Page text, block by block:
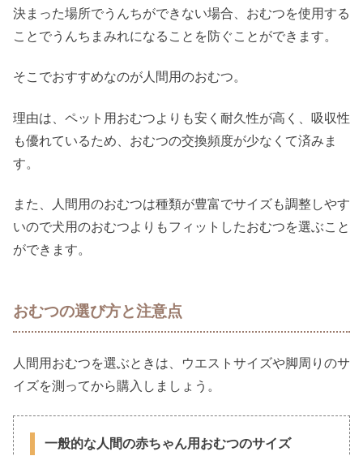
決まった場所でうんちができない場合、おむつを使用する
ことでうんちまみれになることを防ぐことができます。
そこでおすすめなのが人間用のおむつ。
理由は、ペット用おむつよりも安く耐久性が高く、吸収性
も優れているため、おむつの交換頻度が少なくて済みま
す。
また、人間用のおむつは種類が豊富でサイズも調整しやす
いので犬用のおむつよりもフィットしたおむつを選ぶこと
ができます。
おむつの選び方と注意点
人間用おむつを選ぶときは、ウエストサイズや脚周りのサ
イズを測ってから購入しましょう。
一般的な人間の赤ちゃん用おむつのサイズ